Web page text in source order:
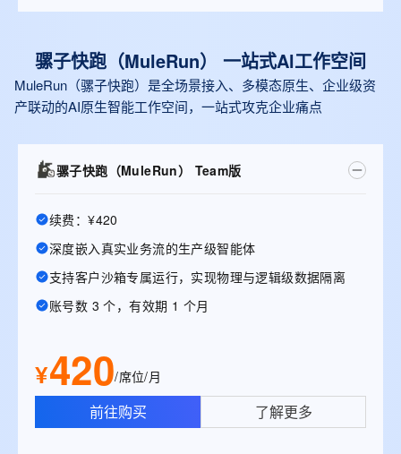
骡子快跑（MuleRun） 一站式Al工作空间
MuleRun（骡子快跑）是全场景接入、多模态原生、企业级资
产联动的AI原生智能工作空间，一站式攻克企业痛点
骡子快跑（MuleRun） Team版
续费：¥420
深度嵌入真实业务流的生产级智能体
支持客户沙箱专属运行，实现物理与逻辑级数据隔离
账号数 3 个，有效期 1 个月
¥420/席位/月
前往购买 了解更多